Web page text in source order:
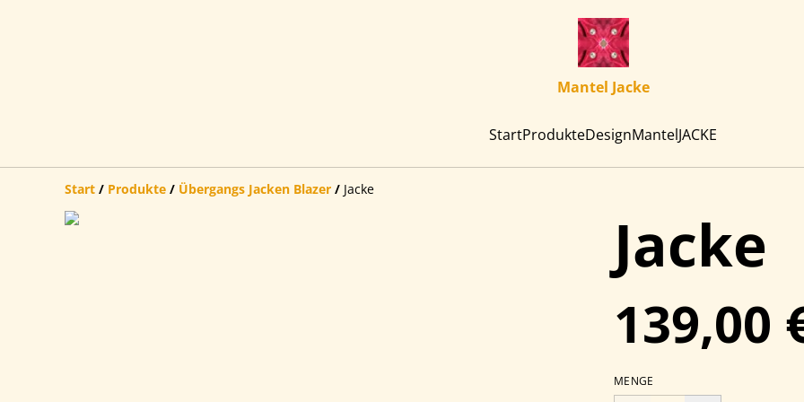
Mantel Jacke
StartProdukteDesignMantelJACKE
Start / Produkte / Übergangs Jacken Blazer / Jacke
Jacke
139,00
MENGE